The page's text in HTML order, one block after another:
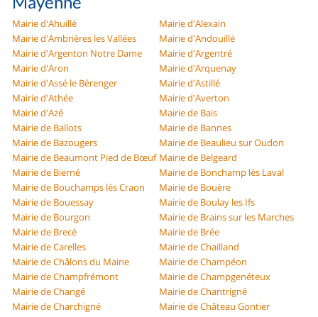
Mairie d'Ahuillé
Mairie d'Alexain
Mairie d'Ambrières les Vallées
Mairie d'Andouillé
Mairie d'Argenton Notre Dame
Mairie d'Argentré
Mairie d'Aron
Mairie d'Arquenay
Mairie d'Assé le Bérenger
Mairie d'Astillé
Mairie d'Athée
Mairie d'Averton
Mairie d'Azé
Mairie de Bais
Mairie de Ballots
Mairie de Bannes
Mairie de Bazougers
Mairie de Beaulieu sur Oudon
Mairie de Beaumont Pied de Bœuf Mairie de Belgeard
Mairie de Bierné
Mairie de Bonchamp lès Laval
Mairie de Bouchamps lès Craon
Mairie de Bouère
Mairie de Bouessay
Mairie de Boulay les Ifs
Mairie de Bourgon
Mairie de Brains sur les Marches
Mairie de Brecé
Mairie de Brée
Mairie de Carelles
Mairie de Chailland
Mairie de Châlons du Maine
Mairie de Champéon
Mairie de Champfrémont
Mairie de Champgenéteux
Mairie de Changé
Mairie de Chantrigné
Mairie de Charchigné
Mairie de Château Gontier